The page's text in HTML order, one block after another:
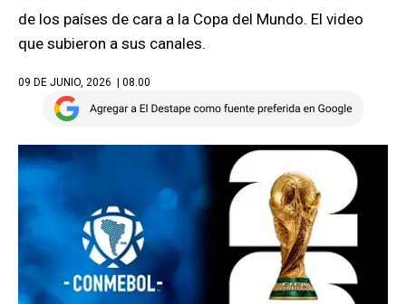
de los países de cara a la Copa del Mundo. El video
que subieron a sus canales.
09 DE JUNIO, 2026 | 08.00